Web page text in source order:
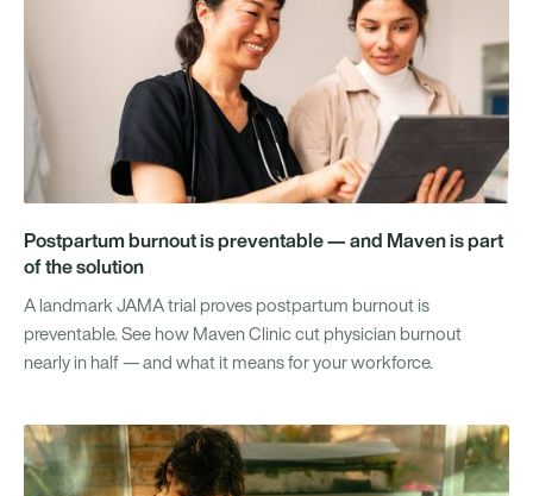
Postpartum burnout is preventable — and Maven is part
of the solution
A landmark JAMA trial proves postpartum burnout is
preventable. See how Maven Clinic cut physician burnout
nearly in half — and what it means for your workforce.